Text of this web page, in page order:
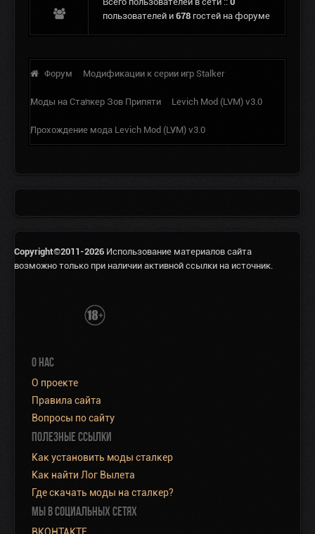
пользователей и 678 гостей на форуме
Форум Модификации к серии игр Stalker
Моды на Сталкер Зов Припяти Levich Mod (LVM) v3.0
Прохождение мода Levich Mod (LVM) v3.0
Copyright©2011-2026 Использование материалов сайта
возможно только при наличии активной ссылки на источник.
О НАС
О проекте
Правила сайта
Вопросы по сайту
ПОЛЕЗНЫЕ ССЫЛКИ
Как установить моды сталкер
Как найти Лог Вылета
Где скачать моды на сталкер?
МЫ В СОЦИАЛЬНЫХ СЕТЯХ